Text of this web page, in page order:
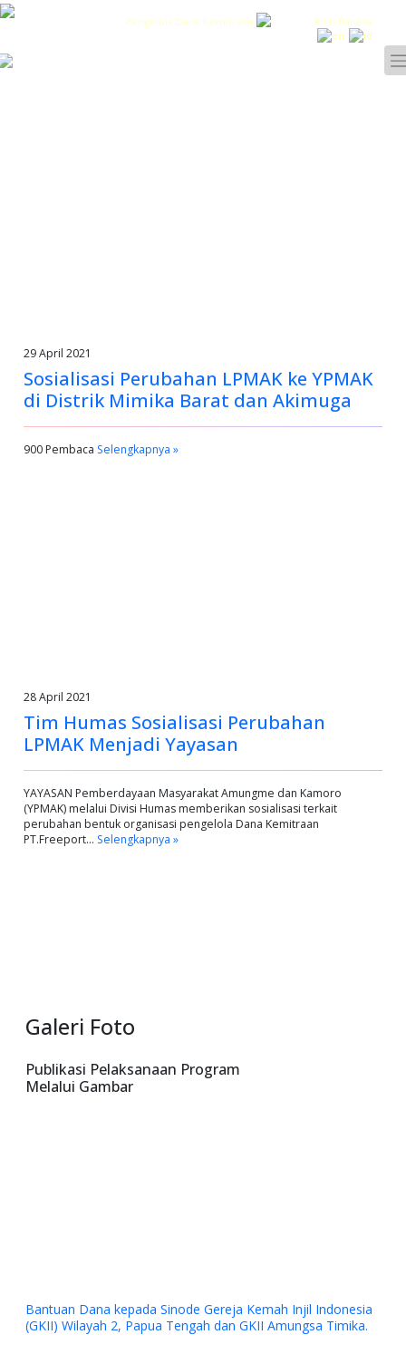
Pengelola Dana Kemitraan Pilih Bahasa :
29 April 2021
Sosialisasi Perubahan LPMAK ke YPMAK
di Distrik Mimika Barat dan Akimuga
900 Pembaca Selengkapnya »
28 April 2021
Tim Humas Sosialisasi Perubahan
LPMAK Menjadi Yayasan
YAYASAN Pemberdayaan Masyarakat Amungme dan Kamoro
(YPMAK) melalui Divisi Humas memberikan sosialisasi terkait
perubahan bentuk organisasi pengelola Dana Kemitraan
PT.Freeport… Selengkapnya »
Galeri Foto
Publikasi Pelaksanaan Program
Melalui Gambar
Bantuan Dana kepada Sinode Gereja Kemah Injil Indonesia
(GKII) Wilayah 2, Papua Tengah dan GKII Amungsa Timika.